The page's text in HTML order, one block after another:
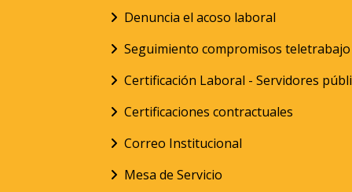
Denuncia el acoso laboral
Seguimiento compromisos teletrabajo
Certificación Laboral - Servidores
Certificaciones contractuales
Correo Institucional
Mesa de Servicio